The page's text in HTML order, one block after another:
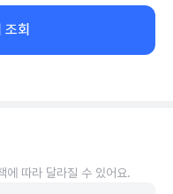
회
에 따라 달라질 수 있어요.